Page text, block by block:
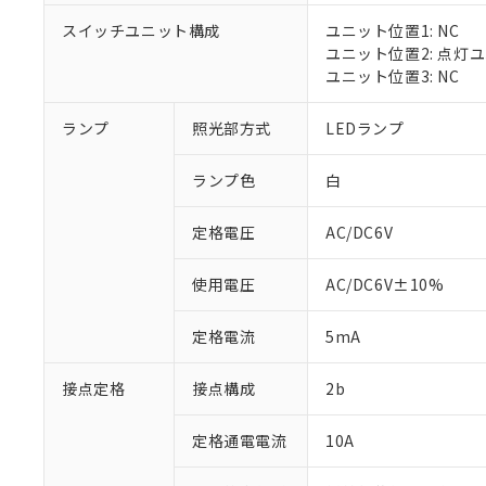
スイッチユニット構成
ユニット位置1: NC
ユニット位置2: 点灯
ユニット位置3: NC
ランプ 照光部方式 LEDランプ
ランプ色 白
定格電圧 AC/DC6V
使用電圧 AC/DC6V±10%
定格電流 5mA
接点定格 接点構成 2b
定格通電電流 10A
ご利用条件
以下の条件をお読
当社制御機
在庫状況お
のであり、
い。
当社販売員
ている必要
対応予定：EU
対応予定なし：
調査・確認中：
非該当品：ライセ
仕入先様の事情に
があります。
六価クロム(Cr(Ⅵ))
ル（DBP） 1000ppm
但し、RoHS指令で産業
フタル酸エステル類の
※2 対応予定月
※1 中国
「－」：未確認で
*中国RoHS10物質の基
Pb(鉛) :1000ppm、 Hg(
Cr(Ⅵ)(六価クロム) :
DBP(フタル酸ジブチル
「ｅ」：有害物質
う）を輸出
などの必要な
ます。
当社は貴社
当社は、貴
記
号
○ 一定数
△ 一定数
－
在庫な